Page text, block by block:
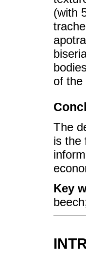
(with
of the
The
is the
Key